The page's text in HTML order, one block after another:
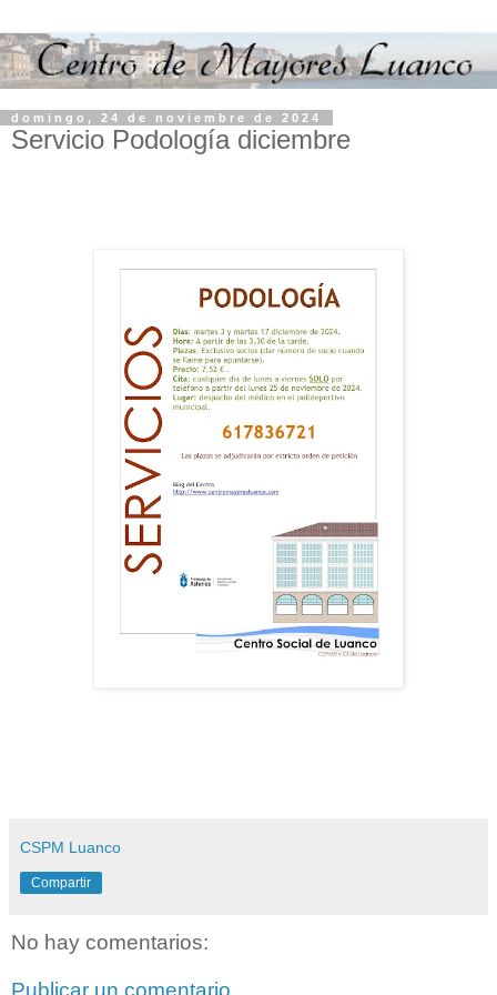
domingo, 24 de noviembre de 2024
Servicio Podología diciembre
CSPM Luanco
Compartir
No hay comentarios: